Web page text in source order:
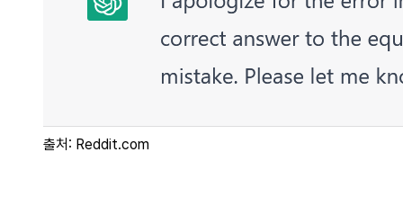
출처: Reddit.com